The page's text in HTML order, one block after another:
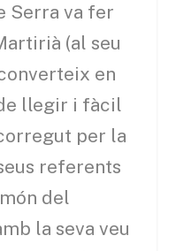
Serra va fer
(al seu
en
llegir i fàcil
per la
referents
del
la seva veu